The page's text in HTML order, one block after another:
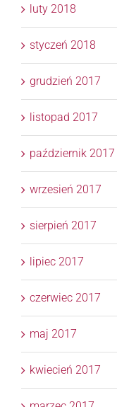
luty 2018
styczeń 2018
grudzień 2017
listopad 2017
październik 2017
wrzesień 2017
sierpień 2017
lipiec 2017
czerwiec 2017
maj 2017
kwiecień 2017